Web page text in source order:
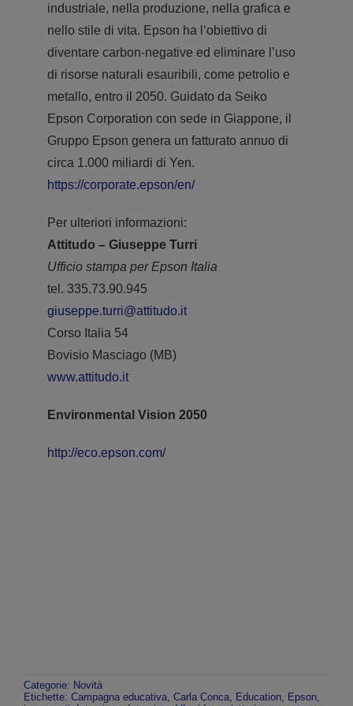
industriale, nella produzione, nella grafica e
nello stile di vita. Epson ha l‘obiettivo di
diventare carbon-negative ed eliminare l’uso
di risorse naturali esauribili, come petrolio e
metallo, entro il 2050. Guidato da Seiko
Epson Corporation con sede in Giappone, il
Gruppo Epson genera un fatturato annuo di
circa 1.000 miliardi di Yen.
https://corporate.epson/en/
Per ulteriori informazioni:
Attitudo – Giuseppe Turri
Ufficio stampa per Epson Italia
tel. 335.73.90.945
giuseppe.turri@attitudo.it
Corso Italia 54
Bovisio Masciago (MB)
www.attitudo.it
Environmental Vision 2050
http://eco.epson.com/
Categorie: Novità
Etichette: Campagna educativa, Carla Conca, Education, Epson,